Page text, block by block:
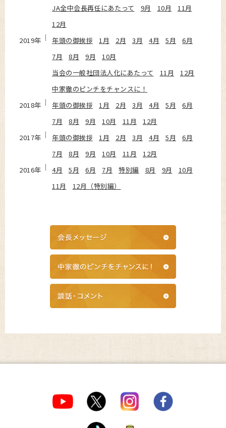
JA全中会長再任にあたって
9月 10月
11月
12月
2019年
年頭の御挨拶 1月 2月 3月 4月 5月
6月
7月
8月 9月
10月
当会の一般社団法人化にあたって
11月
12月
中家徹のピンチをチャンスに！
2018年
年頭の御挨拶 1月 2月 3月 4月 5月
6月
7月
8月 9月 10月 11月
12月
2017年
年頭の御挨拶 1月 2月 3月 4月 5月
6月
7月
8月 9月 10月 11月
12月
2016年
4月 5月 6月 7月 特別編 8月 9月
10月
11月
12月（特別編）